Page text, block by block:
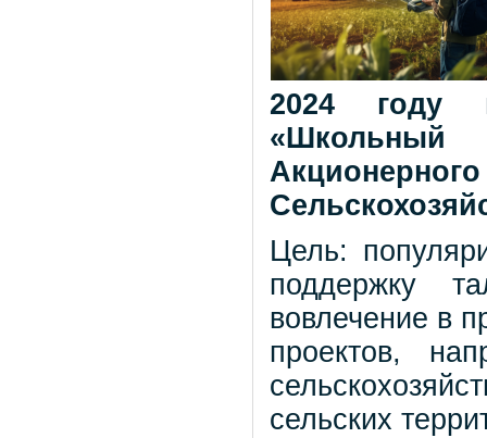
2024 году
«Школьный
Цель:
поддержку
вовлечение в
проектов,
сельских